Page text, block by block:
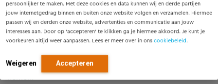
persoonlijker te maken. Met deze cookies en data kunnen wij en derde partijen
jouw internetgedrag binnen en buiten onze website volgen en verzamelen. Hiermee
passen wij en derden onze website, advertenties en communicatie aan jouw
interesses aan. Door op ‘accepteren’ te klikken ga je hiermee akkoord. Je kunt je
voorkeuren altijd weer aanpassen. Lees er meer over in ons cookiebeleid.
Weigeren Accepteren
oplossing bleek het plaatsen van een nieuw gemaal ten
noorden van het station, dat aanvullend zal werken op
het al bestaande gemaal. Hierdoor wordt de polder
meer klimaat-robuust doordat pieken in neerslag beter
kunnen worden opgevangen. Daarnaast ontstaat meer
ruimte in het stationsgebied om klimaatmaatregelen te
nemen.